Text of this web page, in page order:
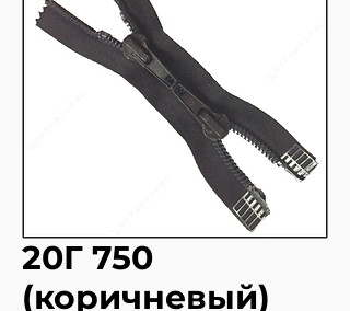
20Г 750
(коричневый)